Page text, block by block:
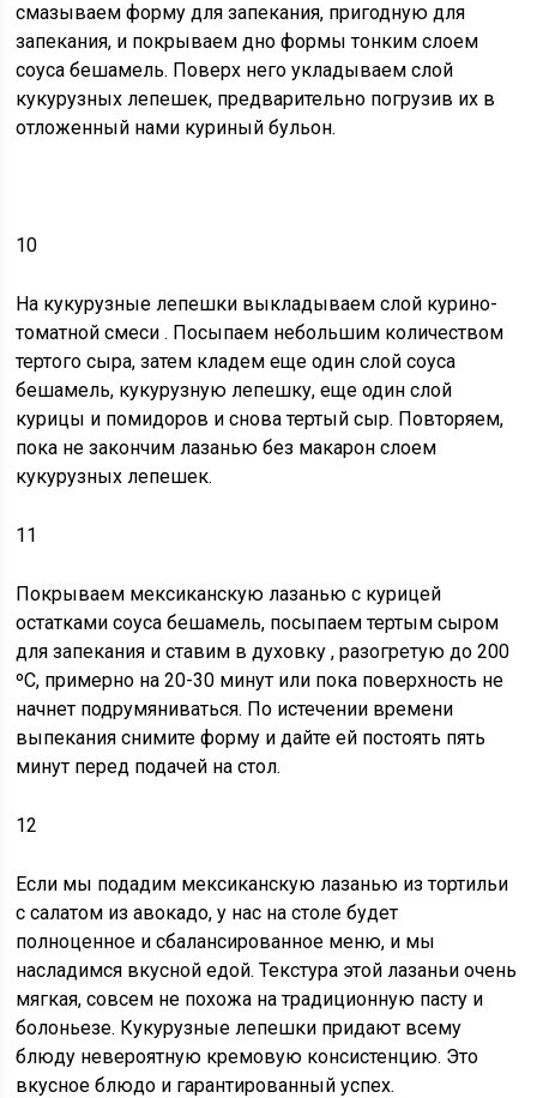
смазываем форму для запекания, пригодную для
запекания, и покрываем дно формы тонким слоем
соуса бешамель. Поверх него укладываем слой
кукурузных лепешек, предварительно погрузив их в
отложенный нами куриный бульон.
10
На кукурузные лепешки выкладываемслой курино-
томатной смеси . Посыпаем небольшим количеством
тертого сыра, затем кладем еще один слой соуса
бешамель, кукурузную лепешку, еще один слой
курицы и помидоров и снова тертый сыр. Повторяем,
пока не закончим лазанью без макарон слоем
кукурузных лепешек.
11
Покрываем мексиканскую лазанью с курицей
остатками соуса бешамель, посыпаем тертым сыром
для запекания иставим в духовку , разогретую до 200
ºC, примерно на 20-30 минут или пока поверхность не
начнет подрумяниваться. По истечении времени
выпекания снимите форму и дайте ей постоять пять
минут перед подачей на стол.
12
Если мы подадим мексиканскую лазанью из тортильи
с салатом из авокадо, у нас на столе будет
полноценное и сбалансированное меню, и мы
насладимся вкусной едой. Текстура этой лазаньи очень
мягкая, совсем не похожа на традиционную пасту и
болоньезе. Кукурузные лепешки придают всему
блюду невероятную кремовую консистенцию. Это
вкусное блюдо и гарантированный успех.